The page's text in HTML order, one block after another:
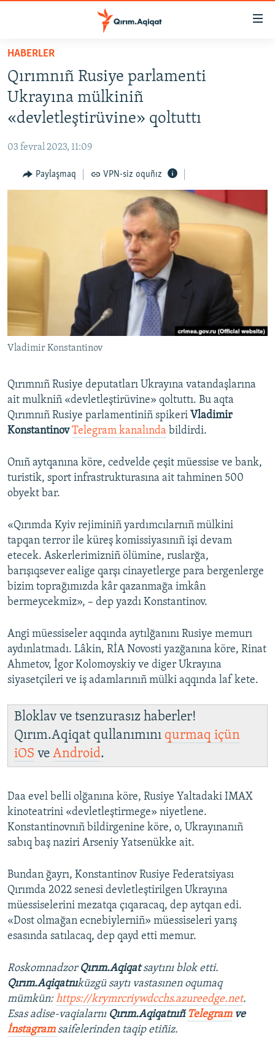
Esas
qaytmaq
Baş
navigatsiyağa
qaytmaq
Qıdıruvğa
SİYASET
İQTİSADİYAT
MEDENİYET
İNSAN AQLARI
FİKİR
QOŞULIÑIZ!
RFE/RS bütün saytları
HABERLER
Qırımnıñ Rusiye parlamenti
Ukrayına mülkiniñ
«devletleştirüvine» qoltuttı
03 fevral 2023, 11:09
Paylaşmaq VPN-siz oquñız
Vladimir Konstantinov
Qırımnıñ Rusiye deputatları Ukrayına vatandaşlarına
ait mulkniñ «devletleştirüvine» qoltuttı. Bu aqta
Qırımnıñ Rusiye parlamentiniñ spikeri Vladimir
Konstantinov Telegram kanalında bildirdi.
Onıñ aytqanına köre, cedvelde çeşit müessise ve bank,
turistik, sport infrastrukturasına ait tahminen 500
obyekt bar.
«Qırımda Kyiv rejiminiñ yardımcılarnıñ mülkini
tapqan terror ile küreş komissiyasınıñ işi devam
etecek. Askerlerimizniñ ölümine, ruslarğa,
barışıqsever ealige qarşı cinayetlerge para bergenlerge
bizim toprağımızda kâr qazanmağa imkân
bermeycekmiz», – dep yazdı Konstantinov.
Angi müessiseler aqqında aytılğanını Rusiye memurı
aydınlatmadı. Lâkin, RİA Novosti yazğanına köre, Rinat
Ahmetov, İgor Kolomoyskiy ve diger Ukrayına
siyasetçileri ve iş adamlarınıñ mülki aqqında laf kete.
Bloklav ve tsenzurasız haberler!
Qırım.Aqiqat qullanımını qurmaq içün
iOS ve Android.
Daa evel belli olğanına köre, Rusiye Yaltadaki IMAX
kinoteatrini «devletleştirmege» niyetlene.
Konstantinovnıñ bildirgenine köre, o, Ukrayınanıñ
sabıq baş naziri Arseniy Yatsenükke ait.
Bundan ğayrı, Konstantinov Rusiye Federatsiyası
Qırımda 2022 senesi devletleştirilgen Ukrayına
müessiselerini mezatqa çıqaracaq, dep aytqan edi.
«Dost olmağan ecnebiylerniñ» müessiseleri yarış
esasında satılacaq, dep qayd etti memur.
Roskomnadzor Qırım.Aqiqatsaytını blok etti.
Qırım.Aqiqatnıküzgü saytı vastasınen oqumaq
mümkün:https://krymrcriywdcchs.azureedge.net.
Esas adise-vaqialarnı Qırım.Aqiqatnıñ Telegramve
İnstagram saifelerinden taqip etiñiz.